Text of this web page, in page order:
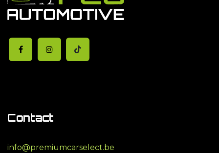
Contact
info@premiumcarselect.be